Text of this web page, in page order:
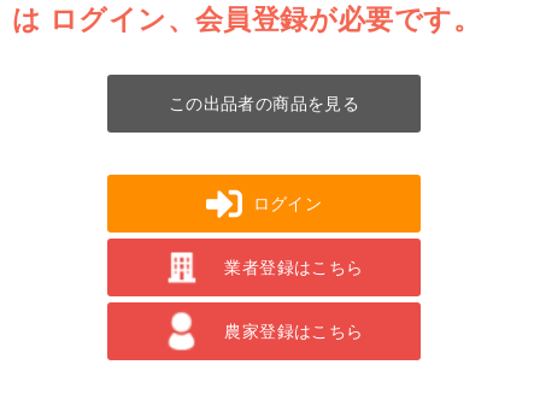
は ログイン、会員登録が必要です。
この出品者の商品を見る
ログイン
業者登録はこちら
農家登録はこちら